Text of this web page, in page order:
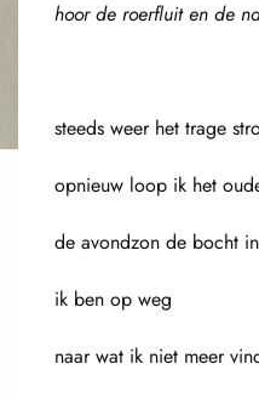
hoor de roerfluit en de
steeds weer het trage
opnieuw loop ik het
de avondzon de bocht
ik ben op weg
naar wat ik niet meer